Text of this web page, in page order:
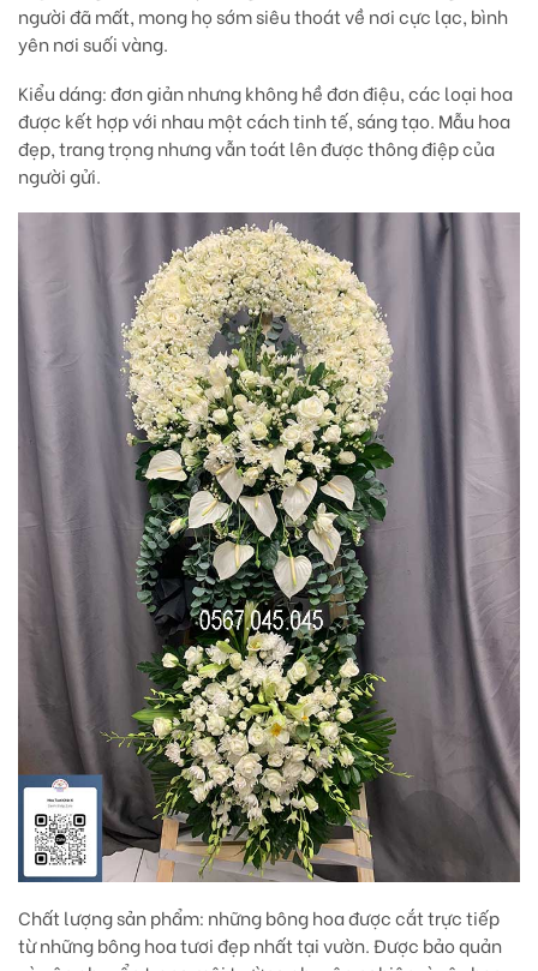
người đã mất, mong họ sớm siêu thoát về nơi cực lạc, bình
yên nơi suối vàng.
Kiểu dáng:đơn giản nhưng không hề đơn điệu, các loại hoa
được kết hợp với nhau một cách tinh tế, sáng tạo. Mẫu hoa
đẹp, trang trọng nhưng vẫn toát lên được thông điệp của
người gửi.
Chất lượng sản phẩm: những bông hoa được cắt trực tiếp
từ những bông hoa tươi đẹp nhất tại vườn. Được bảo quản